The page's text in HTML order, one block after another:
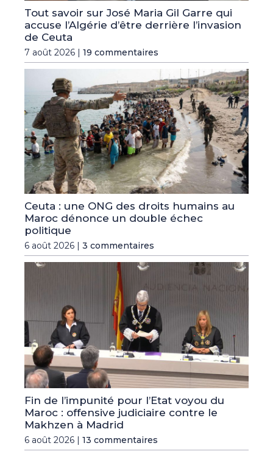
Tout savoir sur José Maria Gil Garre qui
accuse l’Algérie d’être derrière l’invasion
de Ceuta
7 août 2026 | 19 commentaires
Ceuta : une ONG des droits humains au
Maroc dénonce un double échec
politique
6 août 2026 | 3 commentaires
Fin de l’impunité pour l’Etat voyou du
Maroc : offensive judiciaire contre le
Makhzen à Madrid
6 août 2026 | 13 commentaires